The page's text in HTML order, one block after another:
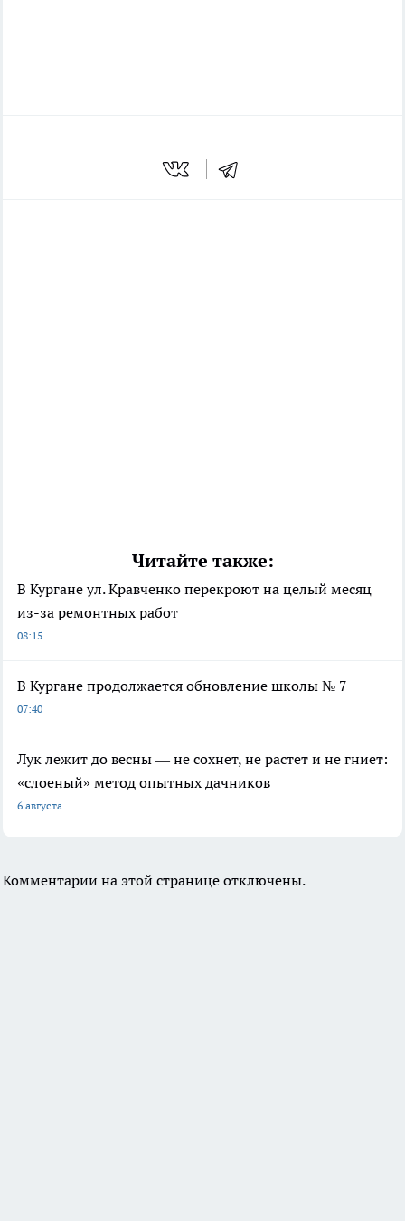
Читайте также:
В Кургане ул. Кравченко перекроют на целый месяц
из-за ремонтных работ
08:15
В Кургане продолжается обновление школы № 7
07:40
Лук лежит до весны — не сохнет, не растет и не гниет:
«слоеный» метод опытных дачников
6 августа
Комментарии на этой странице отключены.